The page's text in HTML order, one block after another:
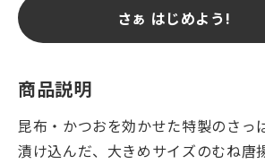
さぁ はじめよう!
商品説明
昆布・かつおを効かせた特製のさっ
漬け込んだ、大きめサイズのむね唐